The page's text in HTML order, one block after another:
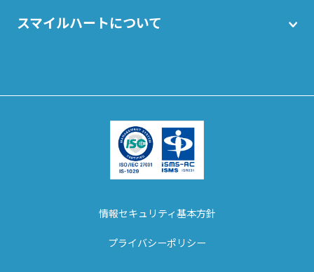
スマイルハートについて
情報セキュリティ基本方針
プライバシーポリシー